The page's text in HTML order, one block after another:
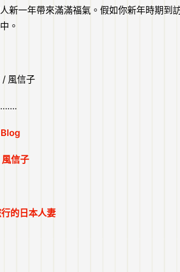
新一年帶來滿滿福氣。假如你新年時期到
。
/ 風信子
信子
的日本人妻